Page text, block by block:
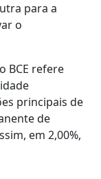
para a
o
BCE refere
principais de
de
em 2,00%,